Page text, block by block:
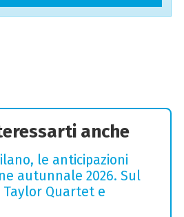
anche
le anticipazioni
autunnale 2026. Sul
Taylor Quartet e